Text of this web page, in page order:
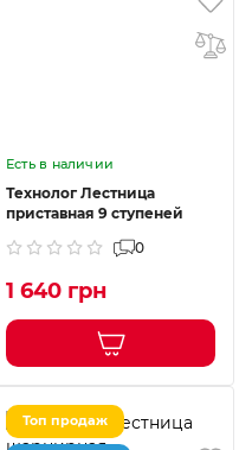
Есть в наличии
Технолог Лестница
приставная 9 ступеней
0
1 640 грн
Топ продаж